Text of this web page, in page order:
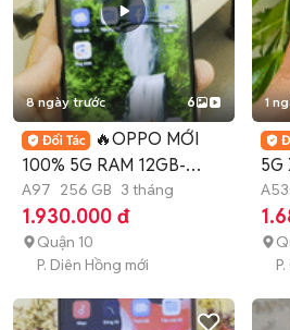
8 ngày trước 6
🔥OPPO MỚI
100% 5G RAM 12GB-
256GB MƯỢT MÀ🔥
A97 256 GB 3 tháng
1.930.000 đ
Quận 10
P. Diên Hồng mới
1
5G